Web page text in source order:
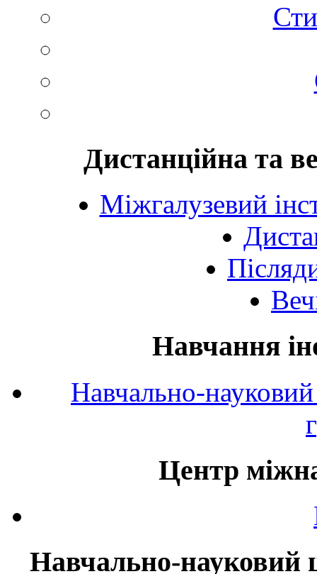
Дистанційна та
Міжгалузевий
Навчання
Навчально-
Центр
Навчально-науковий